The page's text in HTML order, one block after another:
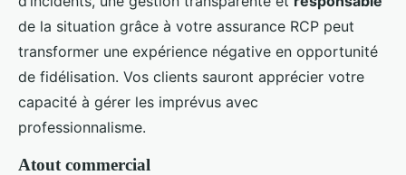
de la situation grâce à votre assurance RCP peut
transformer une expérience négative en opportunité
de fidélisation. Vos clients sauront apprécier votre
capacité à gérer les imprévus avec
professionnalisme.
Atout commercial